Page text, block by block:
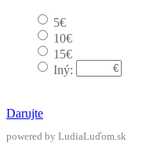
5€
10€
15€
Iný:
Darujte
powered by LudiaLuďom.sk